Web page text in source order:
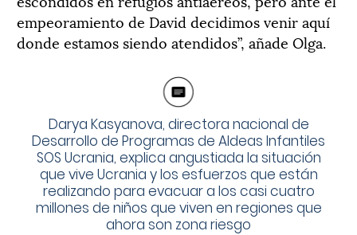
empeoramiento de David decidimos venir aquí
donde estamos siendo atendidos”, añade Olga.
Darya Kasyanova, directora nacional de
Desarrollo de Programas de Aldeas Infantiles
SOS Ucrania, explica angustiada la situación
que vive Ucrania y los esfuerzos que están
realizando para evacuar a los casi cuatro
millones de niños que viven en regiones que
ahora son zona riesgo